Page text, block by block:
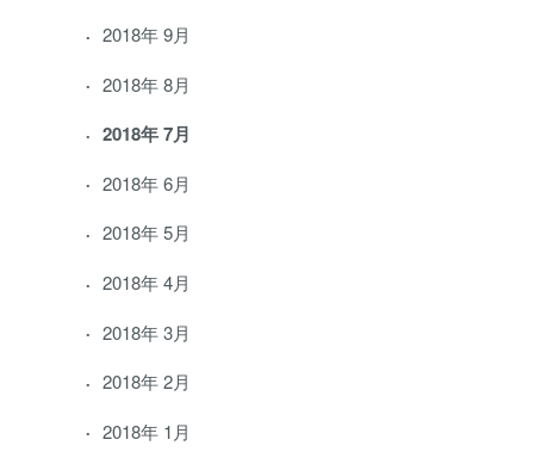
2018年 9月
2018年 8月
2018年 7月
2018年 6月
2018年 5月
2018年 4月
2018年 3月
2018年 2月
2018年 1月